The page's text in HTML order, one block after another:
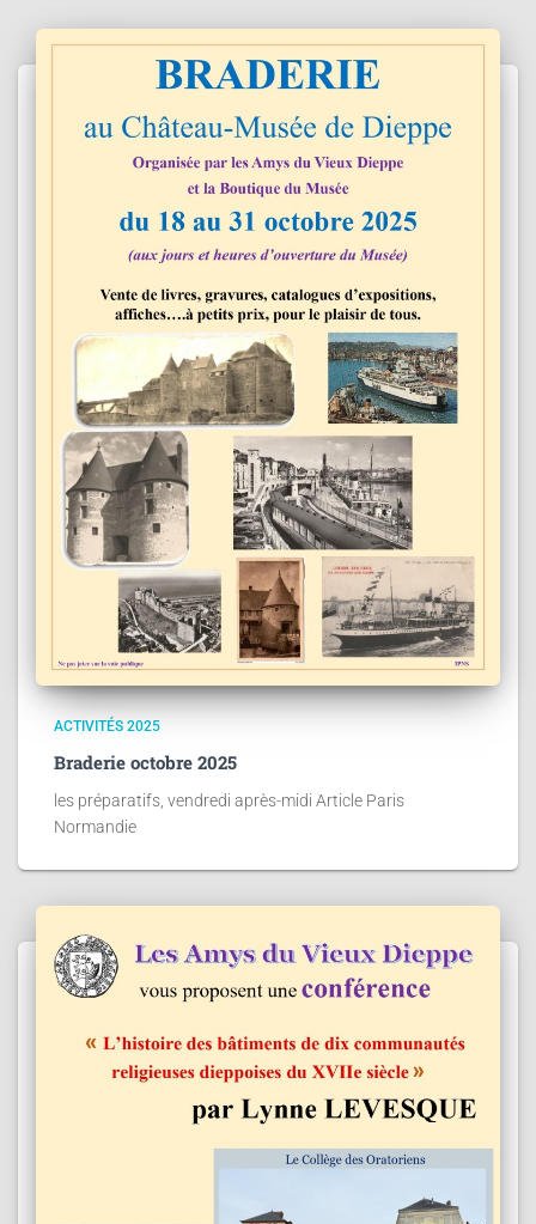
ACTIVITÉS 2025
Braderie octobre 2025
les préparatifs, vendredi après-midi Article Paris
Normandie